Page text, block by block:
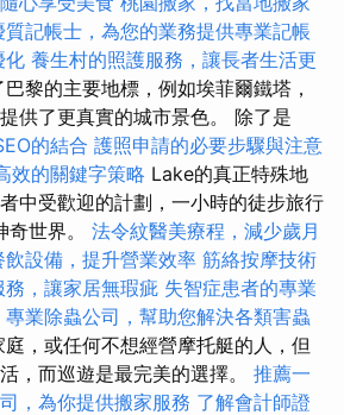
質記帳士，為您的業務提供專業記帳
化 養生村的照護服務，讓長者生活更
黎的主要地標，例如埃菲爾鐵塔，
供了更真實的城市景色。 除了是
的結合 護照申請的必要步驟與注意
效的關鍵字策略 Lake的真正特殊地
中受歡迎的計劃，一小時的徒步旅行
世界。 法令紋醫美療程，減少歲月
設備，提升營業效率 筋絡按摩技術
，讓家居無瑕疵 失智症患者的專業
專業除蟲公司，幫助您解決各類害蟲
，或任何不想經營摩托艇的人，但
，而巡遊是最完美的選擇。 推薦一
，為你提供搬家服務 了解會計師證